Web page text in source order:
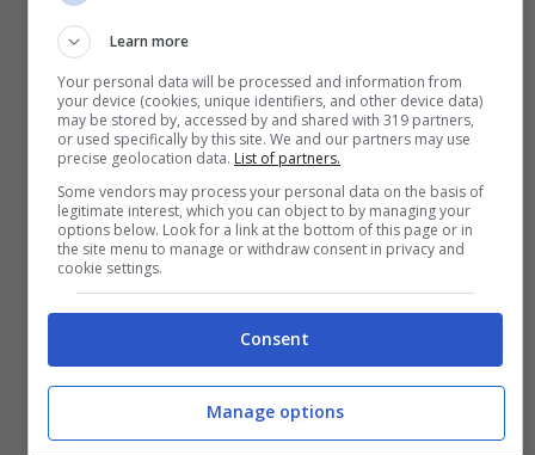
Learn more
Your personal data will be processed and information from
your device (cookies, unique identifiers, and other device data)
may be stored by, accessed by and shared with 319 partners,
or used specifically by this site. We and our partners may use
precise geolocation data. List of partners.
Some vendors may process your personal data on the basis of
legitimate interest, which you can object to by managing your
options below. Look for a link at the bottom of this page or in
the site menu to manage or withdraw consent in privacy and
cookie settings.
Consent
Manage options